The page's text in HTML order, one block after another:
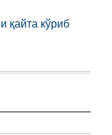
қайта кўриб